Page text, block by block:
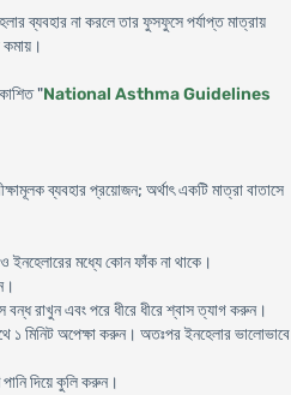
ব্যবহার না করলে তার ফুসফুসে পর্যাপ্ত মাত্রায়
"National Asthma Guidelines
ব্যবহার প্রয়োজন; অর্থাৎ একটি মাত্রা বাতাসে
মধ্যে কোন ফাঁক না থাকে।
রাখুন এবং পরে ধীরে ধীরে শ্বাস ত্যাগ করুন।
১ মিনিট অপেক্ষা করুন। অতঃপর ইনহেলার ভালোভাবে
দিয়ে কুলি করুন।